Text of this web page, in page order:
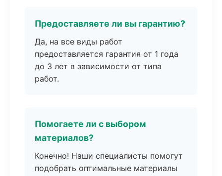
Предоставляете ли вы гарантию?
Да, на все виды работ
предоставляется гарантия от 1 года
до 3 лет в зависимости от типа
работ.
Помогаете ли с выбором
материалов?
Конечно! Наши специалисты помогут
подобрать оптимальные материалы